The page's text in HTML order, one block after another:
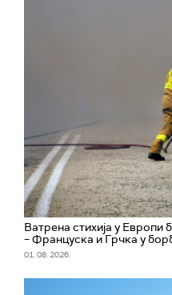
Ватрена стихија у Европи
– Француска и Грчка у
01. 08. 2026.